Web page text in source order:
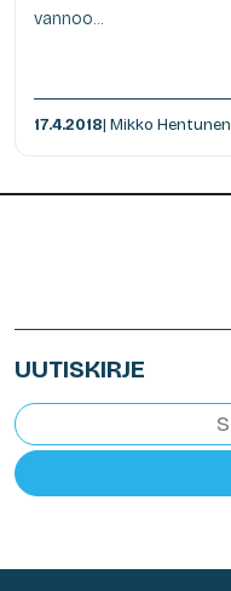
vannoo...
17.4.2018| Mikko Hentunen
UUTISKIRJE